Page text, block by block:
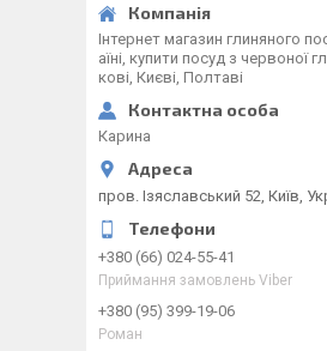
Інтернет магазин глиняного
аїні, купити посуд з червоної
кові, Києві, Полтаві
Карина
пров. Ізяславський 52, Київ,
+380 (66) 024-55-41
Приймання замовлень Viber
+380 (95) 399-19-06
Роман